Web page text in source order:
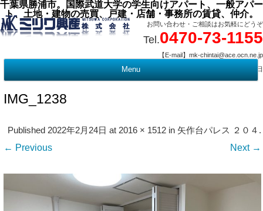
千葉県勝浦市。国際武道大学の学生向けアパート、一般アパー
ト、土地・建物の売買、戸建・店舗・事務所の賃貸、仲介。
お問い合わせ・ご相談はお気軽にどうぞ
Tel.0470-73-1155
【E-mail】mk-chintai@ace.ocn.ne.jp
【営業時間】09:00 ～ 17:15 【定 休 日】水曜・祭日
Menu
IMG_1238
Published2022年2月24日 at2016 × 1512 in 矢作台パレス ２０４ .
← Previous Next →